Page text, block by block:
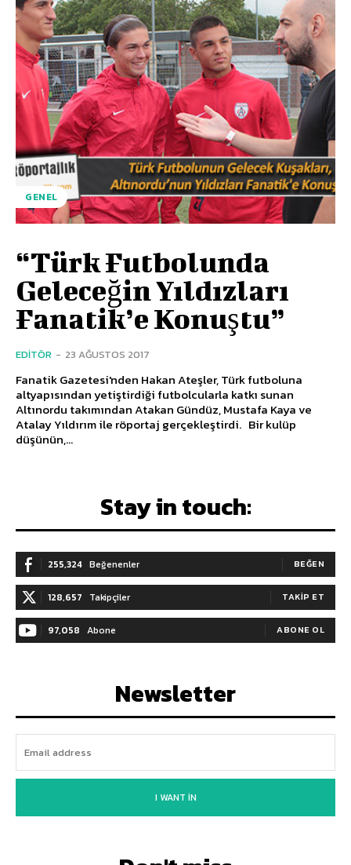
GENEL
“Türk Futbolunda
Geleceğin Yıldızları
Fanatik’e Konuştu”
EDITÖR - 23 AĞUSTOS 2017
Fanatik Gazetesi'nden Hakan Ateşler, Türk futboluna
altyapısından yetiştirdiği futbolcularla katkı sunan
Altınordu takımından Atakan Gündüz, Mustafa Kaya ve
Atalay Yıldırım ile röportaj gerçekleştirdi. Bir kulüp
düşünün,...
Stay in touch:
255,324 Beğenenler BEĞEN
128,657 Takipçiler TAKIP ET
97,058 Abone ABONE OL
Newsletter
I WANT IN